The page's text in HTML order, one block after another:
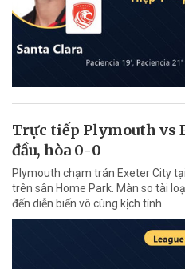
Trực tiếp Plymouth vs
đầu, hòa 0-0
Plymouth chạm trán Exeter City
trên sân Home Park. Màn so tài
đến diễn biến vô cùng kịch tính.